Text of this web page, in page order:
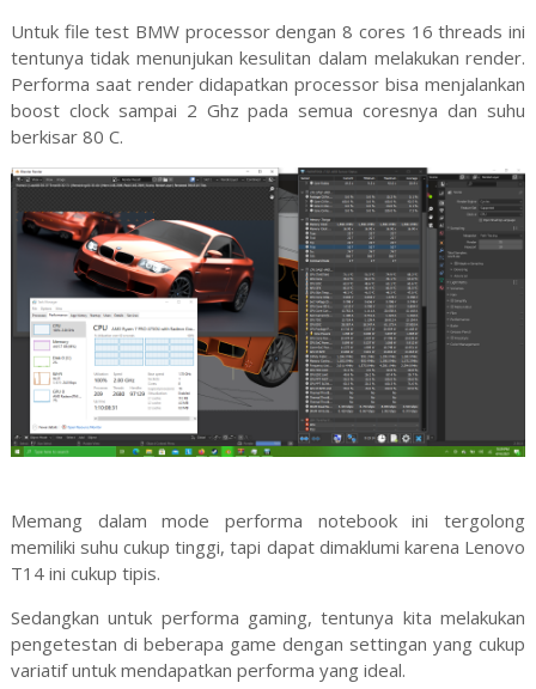
Untuk file test BMW processor dengan 8 cores 16 threads ini
tentunya tidak menunjukan kesulitan dalam melakukan render.
Performa saat render didapatkan processor bisa menjalankan
boost clock sampai 2 Ghz pada semua coresnya dan suhu
berkisar 80 C.
Memang dalam mode performa notebook ini tergolong
memiliki suhu cukup tinggi, tapi dapat dimaklumi karena Lenovo
T14 ini cukup tipis.
Sedangkan untuk performa gaming, tentunya kita melakukan
pengetestan di beberapa game dengan settingan yang cukup
variatif untuk mendapatkan performa yang ideal.